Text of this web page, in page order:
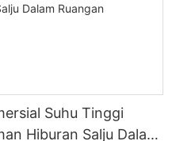
Suhu Tinggi
Hiburan Salju Dalam